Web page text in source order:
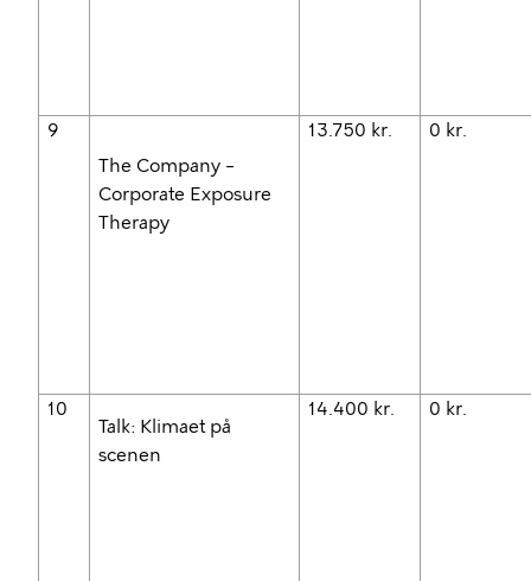
9
The Company –
Corporate Exposure
Therapy
13.750 kr. 0 kr.
10
Talk: Klimaet på
scenen
14.400 kr. 0 kr.